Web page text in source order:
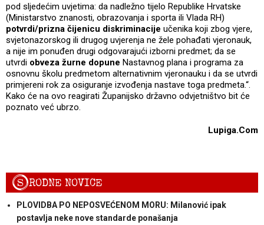
pod sljedećim uvjetima: da nadležno tijelo Republike Hrvatske
(Ministarstvo znanosti, obrazovanja i sporta ili Vlada RH)
potvrdi/prizna čijenicu diskriminacije učenika koji zbog vjere,
svjetonazorskog ili drugog uvjerenja ne žele pohađati vjeronauk,
a nije im ponuđen drugi odgovarajući izborni predmet; da se
utvrdi obveza žurne dopune Nastavnog plana i programa za
osnovnu školu predmetom alternativnim vjeronauku i da se utvrdi
primjereni rok za osiguranje izvođenja nastave toga predmeta.“.
Kako će na ovo reagirati Županijsko državno odvjetništvo bit će
poznato već ubrzo.
Lupiga.Com
SRODNE NOVICE
PLOVIDBA PO NEPOSVEĆENOM MORU: Milanović ipak
postavlja neke nove standarde ponašanja